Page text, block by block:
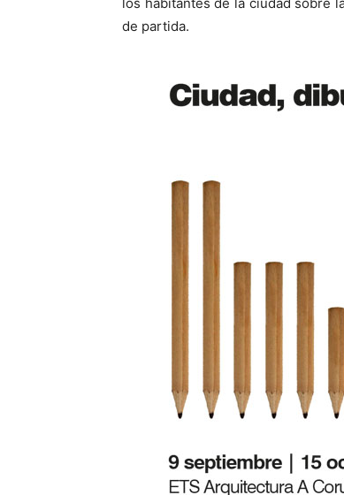
de partida.